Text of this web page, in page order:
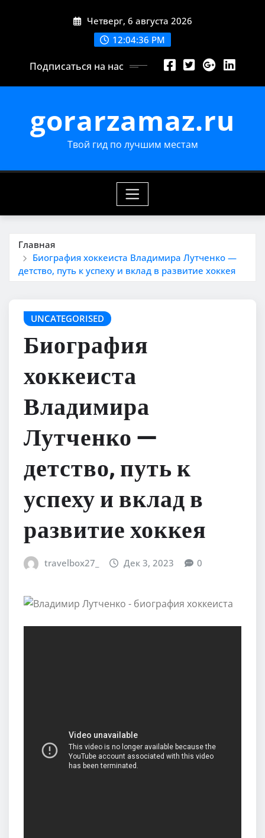
Четверг, 6 августа 2026
12:04:37 PM
Подписаться на нас
gorarzamaz.ru
Твой гид по лучшим местам
Главная
Биография хоккеиста Владимира Лутченко —
детство, путь к успеху и вклад в развитие хоккея
UNCATEGORISED
Биография
хоккеиста
Владимира
Лутченко —
детство, путь к
успеху и вклад в
развитие хоккея
travelbox27_ Дек 3, 2023 0